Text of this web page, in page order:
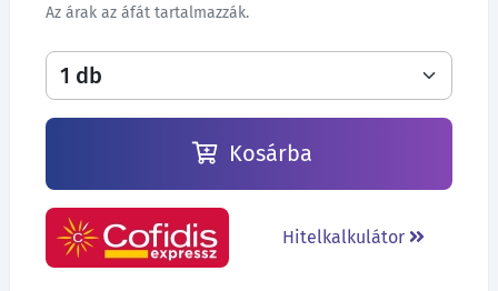
Az árak az áfát tartalmazzák.
Kosárba
Hitelkalkulátor